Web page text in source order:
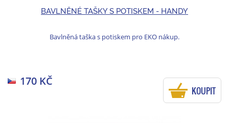
BAVLNĚNÉ TAŠKY S POTISKEM - HANDY
Bavlněná taška s potiskem pro EKO nákup.
170 KČ
KOUPIT